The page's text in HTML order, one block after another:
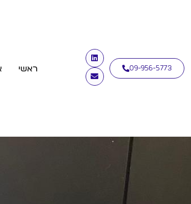
09-956-5773 ראשי